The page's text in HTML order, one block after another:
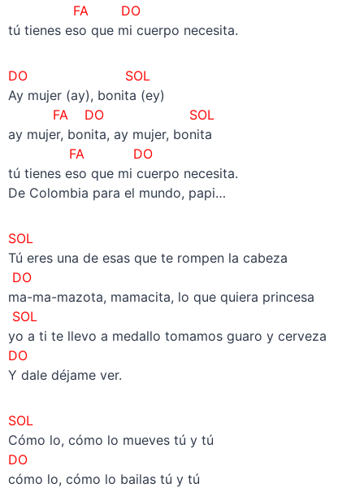
FA DO
tú tienes eso que mi cuerpo necesita.
DO SOL
Ay mujer (ay), bonita (ey)
FA DO
SOL
ay mujer, bonita, ay mujer, bonita
FA DO
tú tienes eso que mi cuerpo necesita.
De Colombia para el mundo, papi…
SOL
Tú eres una de esas que te rompen la cabeza
DO
ma-ma-mazota, mamacita, lo que quiera princesa
SOL
yo a ti te llevo a medallo tomamos guaro y cerveza
DO
Y dale déjame ver.
SOL
Cómo lo, cómo lo mueves tú y tú
DO
cómo lo, cómo lo bailas tú y tú